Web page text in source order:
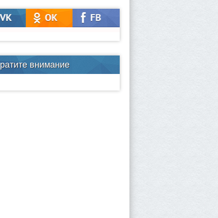
внимание